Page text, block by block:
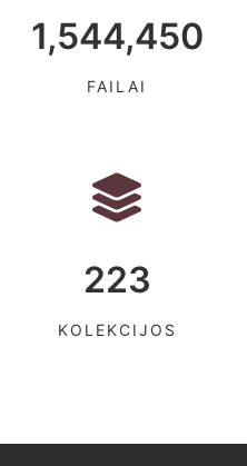
1,544,450
FAILAI
223
KOLEKCIJOS